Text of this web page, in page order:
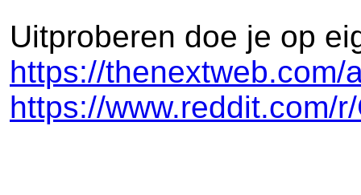
Uitproberen doe je op
https://
https://www.reddit.com/